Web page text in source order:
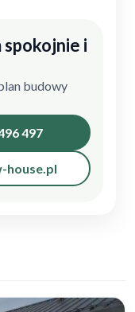
spokojnie i
budowy
497
house.pl